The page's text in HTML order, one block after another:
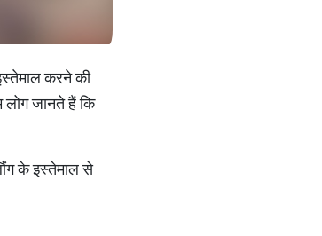
करने की
लोग जानते हैं कि
के इस्तेमाल से